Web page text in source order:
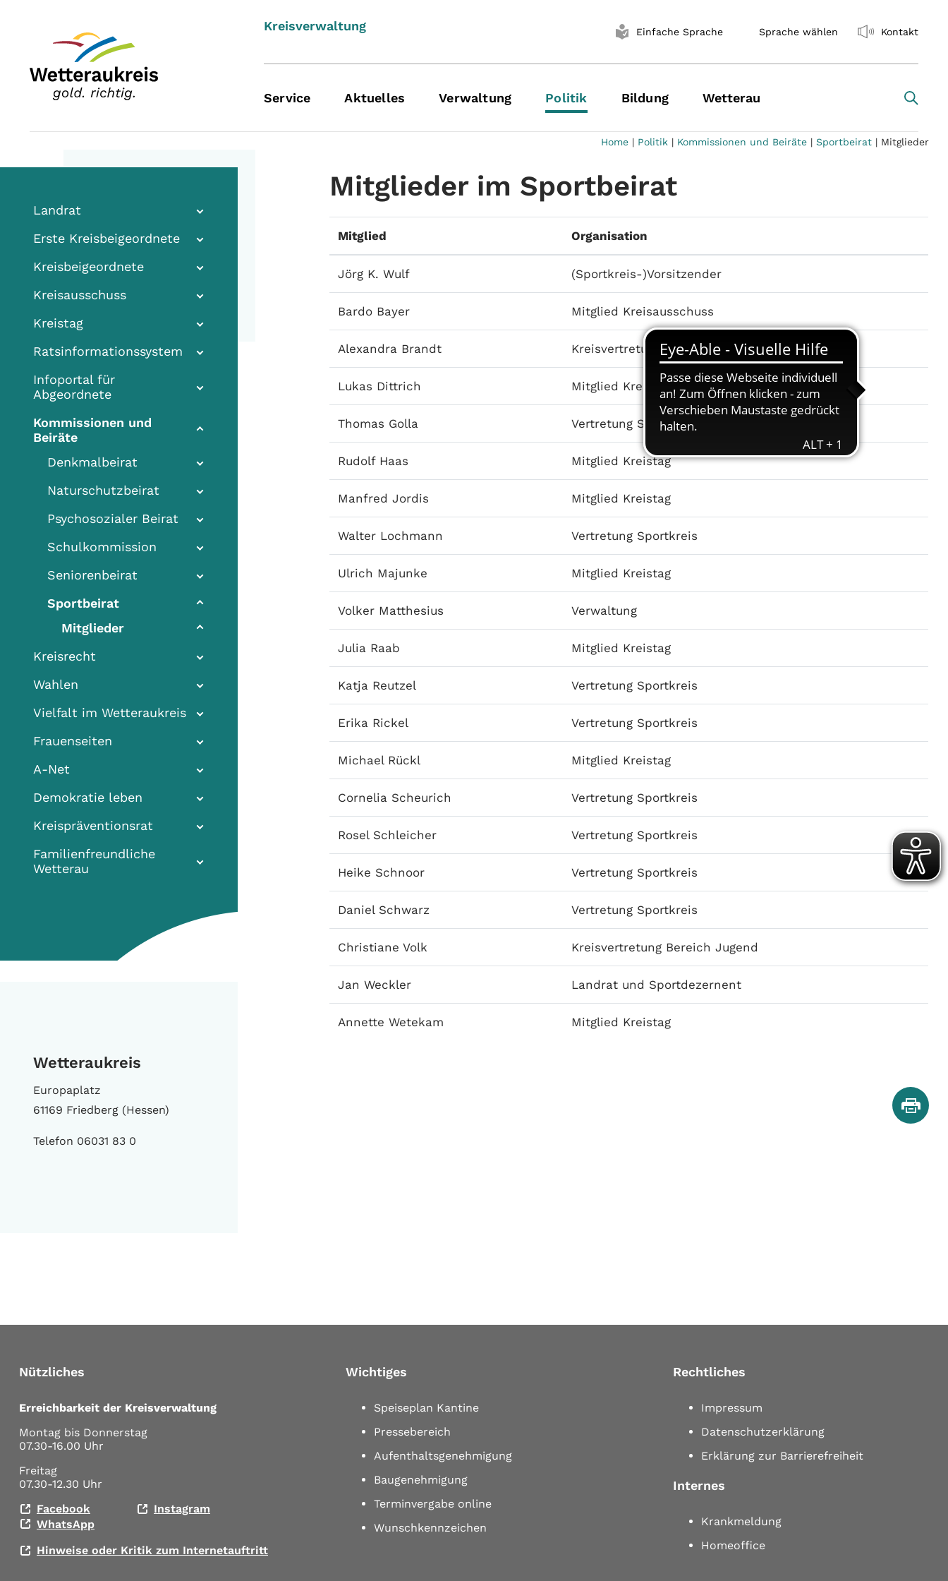
Kreisverwaltung Einfache Sprache Sprache wählen Kontakt
Service Aktuelles Verwaltung Politik Bildung Wetterau
Landrat
Erste Kreisbeigeordnete
Kreisbeigeordnete
Kreisausschuss
Kreistag
Ratsinformationssystem
Infoportal für
Abgeordnete
Kommissionen und
Beiräte
Denkmalbeirat
Naturschutzbeirat
Psychosozialer Beirat
Schulkommission
Seniorenbeirat
Sportbeirat
Mitglieder(current)
Kreisrecht
Wahlen
Vielfalt im Wetteraukreis
Frauenseiten
A-Net
Demokratie leben
Kreispräventionsrat
Familienfreundliche
Wetterau
Wetteraukreis
Europaplatz
61169 Friedberg (Hessen)
Telefon 06031 83 0
Home| Politik| Kommissionen und Beiräte| Sportbeirat| Mitglieder
Mitglieder im Sportbeirat
Mitglied Organisation
Jörg K. Wulf (Sportkreis-)Vorsitzender
Bardo Bayer Mitglied Kreisausschuss
Alexandra Brandt Kreisvertretung Bereich Schule
Lukas Dittrich Mitglied Kreistag
Thomas Golla Vertretung Sportkreis
Rudolf Haas Mitglied Kreistag
Manfred Jordis Mitglied Kreistag
Walter Lochmann Vertretung Sportkreis
Ulrich Majunke Mitglied Kreistag
Volker Matthesius Verwaltung
Julia Raab Mitglied Kreistag
Katja Reutzel Vertretung Sportkreis
Erika Rickel Vertretung Sportkreis
Michael Rückl Mitglied Kreistag
Cornelia Scheurich Vertretung Sportkreis
Rosel Schleicher Vertretung Sportkreis
Heike Schnoor Vertretung Sportkreis
Daniel Schwarz Vertretung Sportkreis
Christiane Volk Kreisvertretung Bereich Jugend
Jan Weckler Landrat und Sportdezernent
Annette Wetekam Mitglied Kreistag
Nützliches
Erreichbarkeit der Kreisverwaltung
Montag bis Donnerstag
07.30-16.00 Uhr
Freitag
07.30-12.30 Uhr
Facebook
Instagram
WhatsApp
Hinweise oder Kritik zum Internetauftritt
Wichtiges
Speiseplan Kantine
Pressebereich
Aufenthaltsgenehmigung
Baugenehmigung
Terminvergabe online
Wunschkennzeichen
Rechtliches
Impressum
Datenschutzerklärung
Erklärung zur Barrierefreiheit
Internes
Krankmeldung
Homeoffice